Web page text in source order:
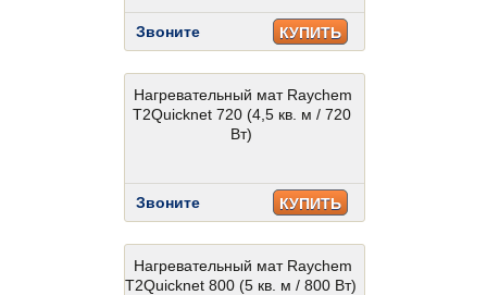
Звоните КУПИТЬ
Нагревательный мат Raychem
T2Quicknet 720 (4,5 кв. м / 720
Вт)
Звоните КУПИТЬ
Нагревательный мат Raychem
T2Quicknet 800 (5 кв. м / 800 Вт)